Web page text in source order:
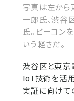
写真は左から
一郎氏、渋谷
氏。ビーコン
いう軽さだ。
渋谷区と東京
IoT技術を活
実証に向けて